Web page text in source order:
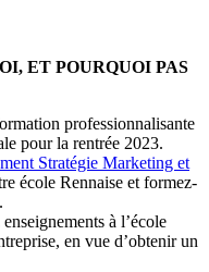
ET POURQUOI PAS
professionnalisante
pour la rentrée 2023.
Stratégie Marketing et
école Rennaise et formez-
à l’école
en vue d’obtenir un